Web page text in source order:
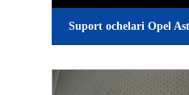
Suport ochelari Opel